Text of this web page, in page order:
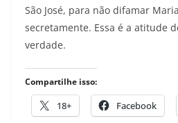
São José, para não difamar
secretamente. Essa é a atitude
verdade.
Compartilhe isso:
18+ Facebook